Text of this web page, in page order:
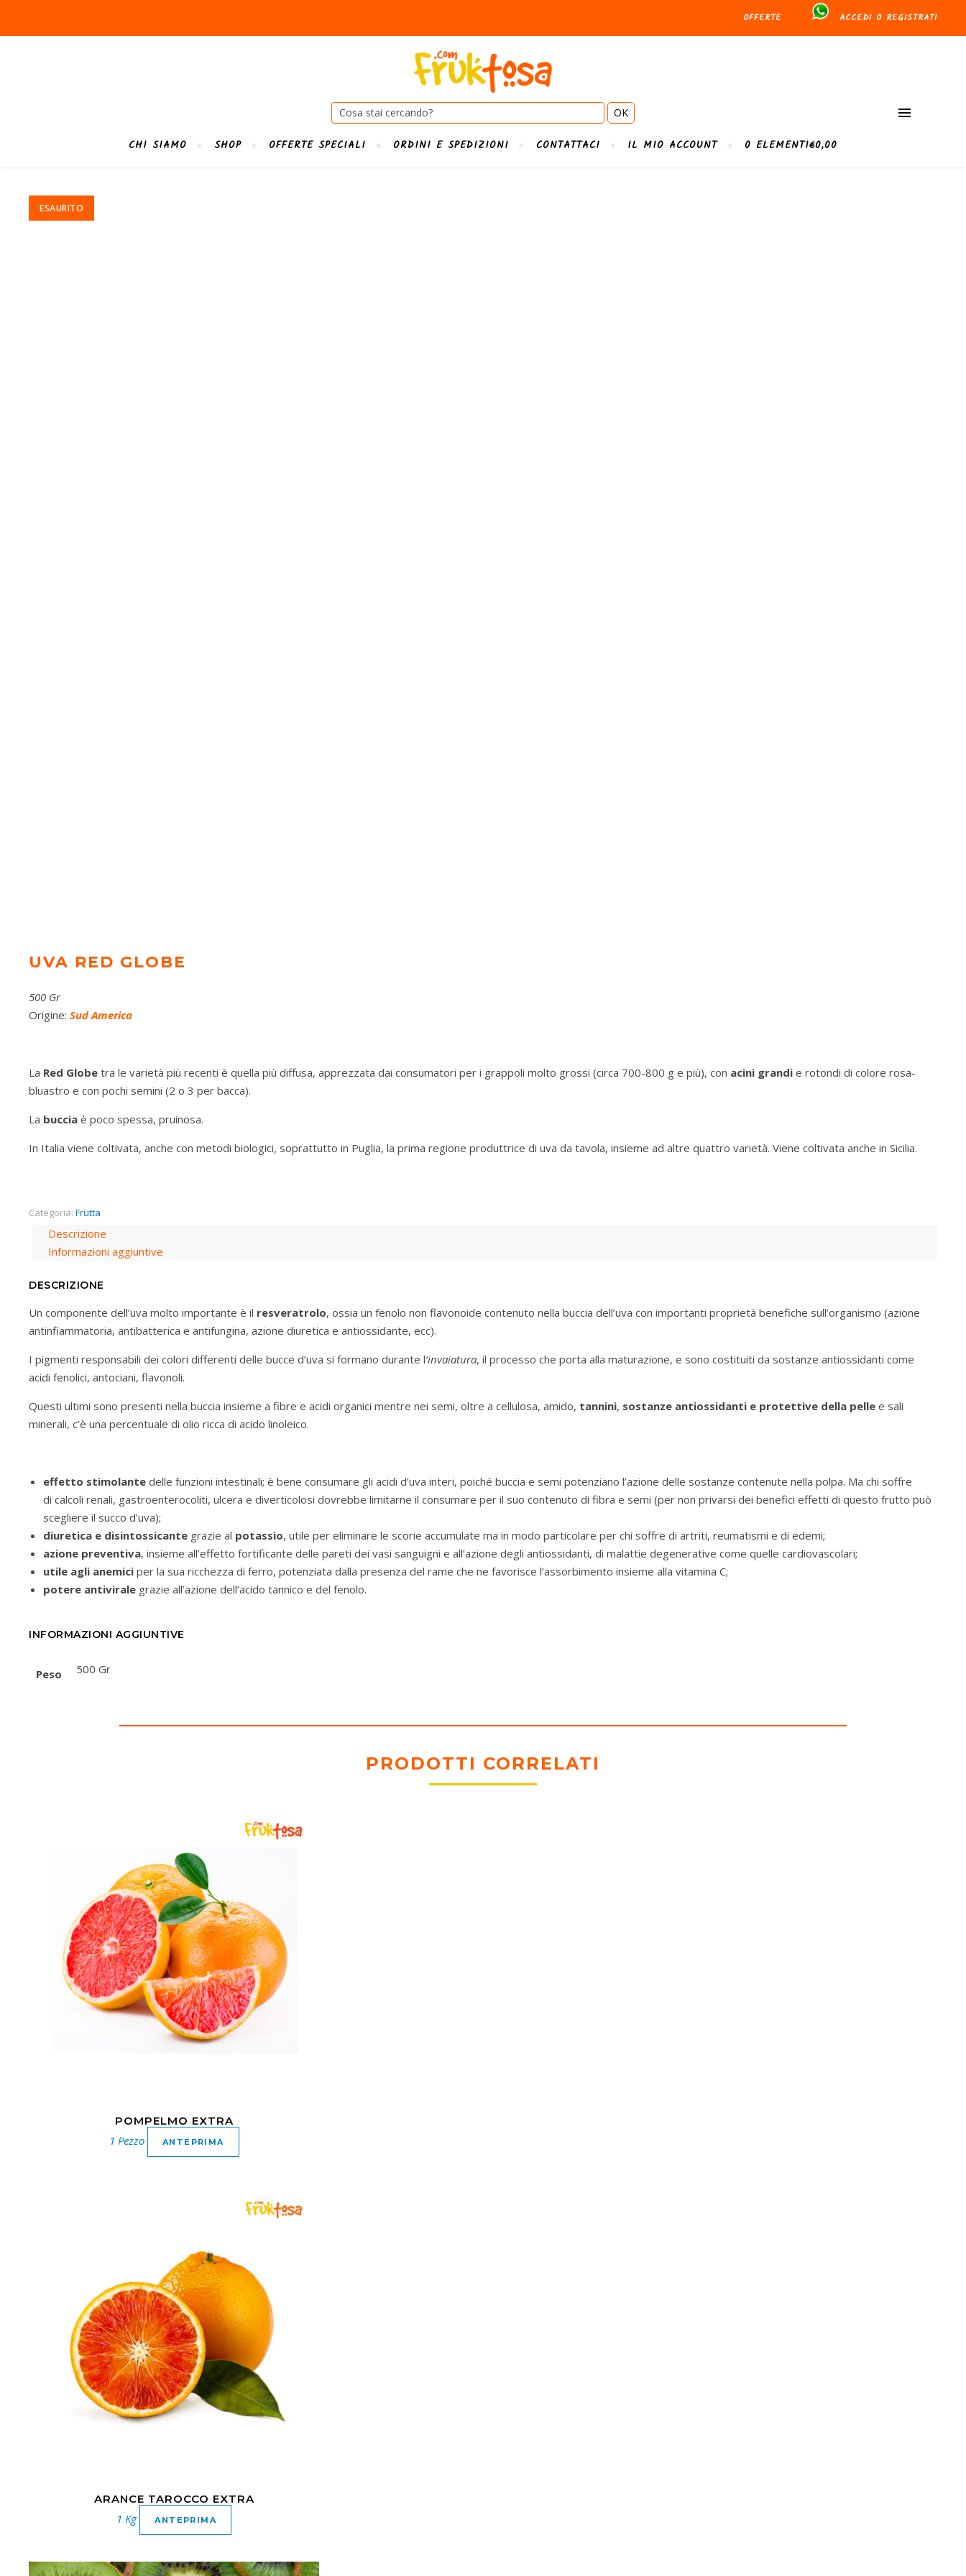
OFFERTE ACCEDI O REGISTRATI
CHI SIAMO SHOP OFFERTE SPECIALI ORDINI E SPEDIZIONI CONTATTACI IL MIO ACCOUNT 0 ELEMENTI€0,00
UVA RED GLOBE
500 Gr
Origine: Sud America
La Red Globe tra le varietà più recenti è quella più diffusa, apprezzata dai consumatori per i grappoli molto grossi (circa 700-800 g e più), con acini grandi e rotondi di colore rosa-
bluastro e con pochi semini (2 o 3 per bacca).
La buccia è poco spessa, pruinosa.
In Italia viene coltivata, anche con metodi biologici, soprattutto in Puglia, la prima regione produttrice di uva da tavola, insieme ad altre quattro varietà. Viene coltivata anche in Sicilia.
Categoria: Frutta
Descrizione
Informazioni aggiuntive
DESCRIZIONE
Un componente dell’uva molto importante è il resveratrolo, ossia un fenolo non flavonoide contenuto nella buccia dell’uva con importanti proprietà benefiche sull’organismo (azione
antinfiammatoria, antibatterica e antifungina, azione diuretica e antiossidante, ecc).
I pigmenti responsabili dei colori differenti delle bucce d’uva si formano durante l‘invaiatura, il processo che porta alla maturazione, e sono costituiti da sostanze antiossidanti come
acidi fenolici, antociani, flavonoli.
Questi ultimi sono presenti nella buccia insieme a fibre e acidi organici mentre nei semi, oltre a cellulosa, amido, tannini, sostanze antiossidanti e protettive della pelle e sali
minerali, c’è una percentuale di olio ricca di acido linoleico.
effetto stimolante delle funzioni intestinali; è bene consumare gli acidi d’uva interi, poiché buccia e semi potenziano l’azione delle sostanze contenute nella polpa. Ma chi soffre
di calcoli renali, gastroenterocoliti, ulcera e diverticolosi dovrebbe limitarne il consumare per il suo contenuto di fibra e semi (per non privarsi dei benefici effetti di questo frutto può
scegliere il succo d’uva);
diuretica e disintossicante grazie al potassio, utile per eliminare le scorie accumulate ma in modo particolare per chi soffre di artriti, reumatismi e di edemi;
azione preventiva, insieme all’effetto fortificante delle pareti dei vasi sanguigni e all’azione degli antiossidanti, di malattie degenerative come quelle cardiovascolari;
utile agli anemici per la sua ricchezza di ferro, potenziata dalla presenza del rame che ne favorisce l’assorbimento insieme alla vitamina C;
potere antivirale grazie all’azione dell’acido tannico e del fenolo.
INFORMAZIONI AGGIUNTIVE
Peso 500 Gr
PRODOTTI CORRELATI
POMPELMO EXTRA
1 Pezzo ANTEPRIMA
ARANCE TAROCCO EXTRA
1 Kg ANTEPRIMA